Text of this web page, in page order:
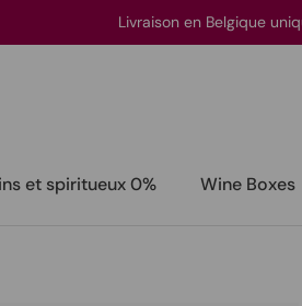
Livraison en Belgique
et spiritueux 0% Wine Boxes